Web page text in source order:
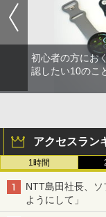
初心者の方にお
認したい10のこ
アクセスラン
1時間
NTT島田社長、
ようにして」